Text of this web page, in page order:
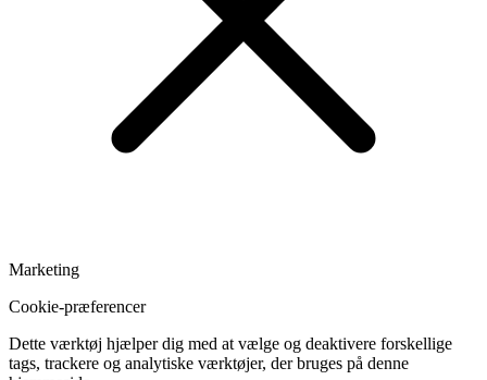
Marketing
Cookie-præferencer
Dette værktøj hjælper dig med at vælge og deaktivere forskellige
tags, trackere og analytiske værktøjer, der bruges på denne